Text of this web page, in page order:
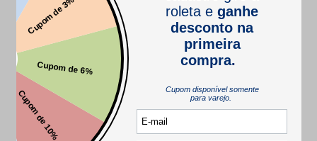
QUEM VIU,TAMBÉM VIU..